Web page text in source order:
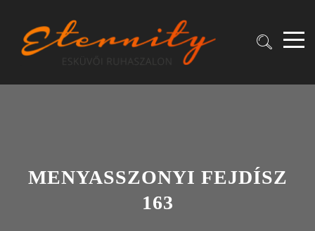
MENYASSZONYI FEJDÍSZ
163